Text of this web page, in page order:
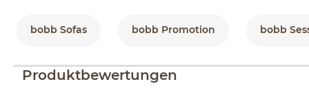
bobb Sofas bobb Promotion bobb
Produktbewertungen